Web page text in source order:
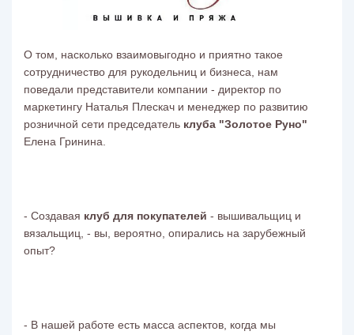
О том, насколько взаимовыгодно и приятно такое
сотрудничество для рукодельниц и бизнеса, нам
поведали представители компании - директор по
маркетингу Наталья Плескач и менеджер по развитию
розничной сети председатель клуба "Золотое Руно"
Елена Гринина.
- Создавая клуб для покупателей - вышивальщиц и
вязальщиц, - вы, вероятно, опирались на зарубежный
опыт?
- В нашей работе есть масса аспектов, когда мы